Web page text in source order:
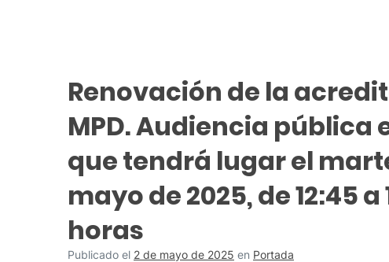
Renovación de la
MPD. Audiencia pública
que tendrá lugar el
mayo de 2025, de 12:45 a
horas
Publicado el 2 de mayo de 2025 en Portada